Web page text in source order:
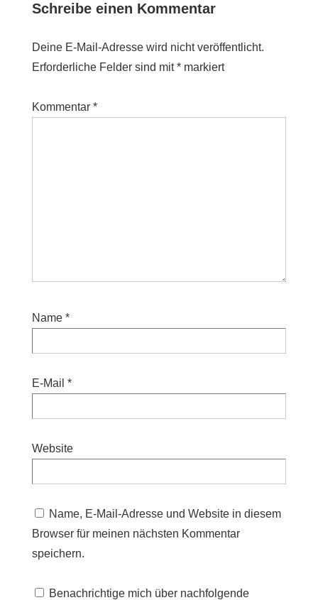
Schreibe einen Kommentar
Deine E-Mail-Adresse wird nicht veröffentlicht.
Erforderliche Felder sind mit* markiert
Kommentar *
Name *
E-Mail *
Website
Name, E-Mail-Adresse und Website in diesem
Browser für meinen nächsten Kommentar
speichern.
Benachrichtige mich über nachfolgende